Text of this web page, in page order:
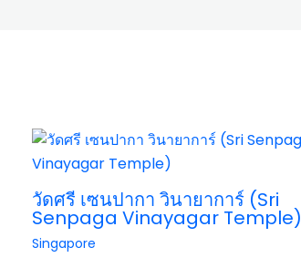
วัดศรี เซนปากา วินายาการ์ (Sri
Senpaga Vinayagar Temple)
Singapore